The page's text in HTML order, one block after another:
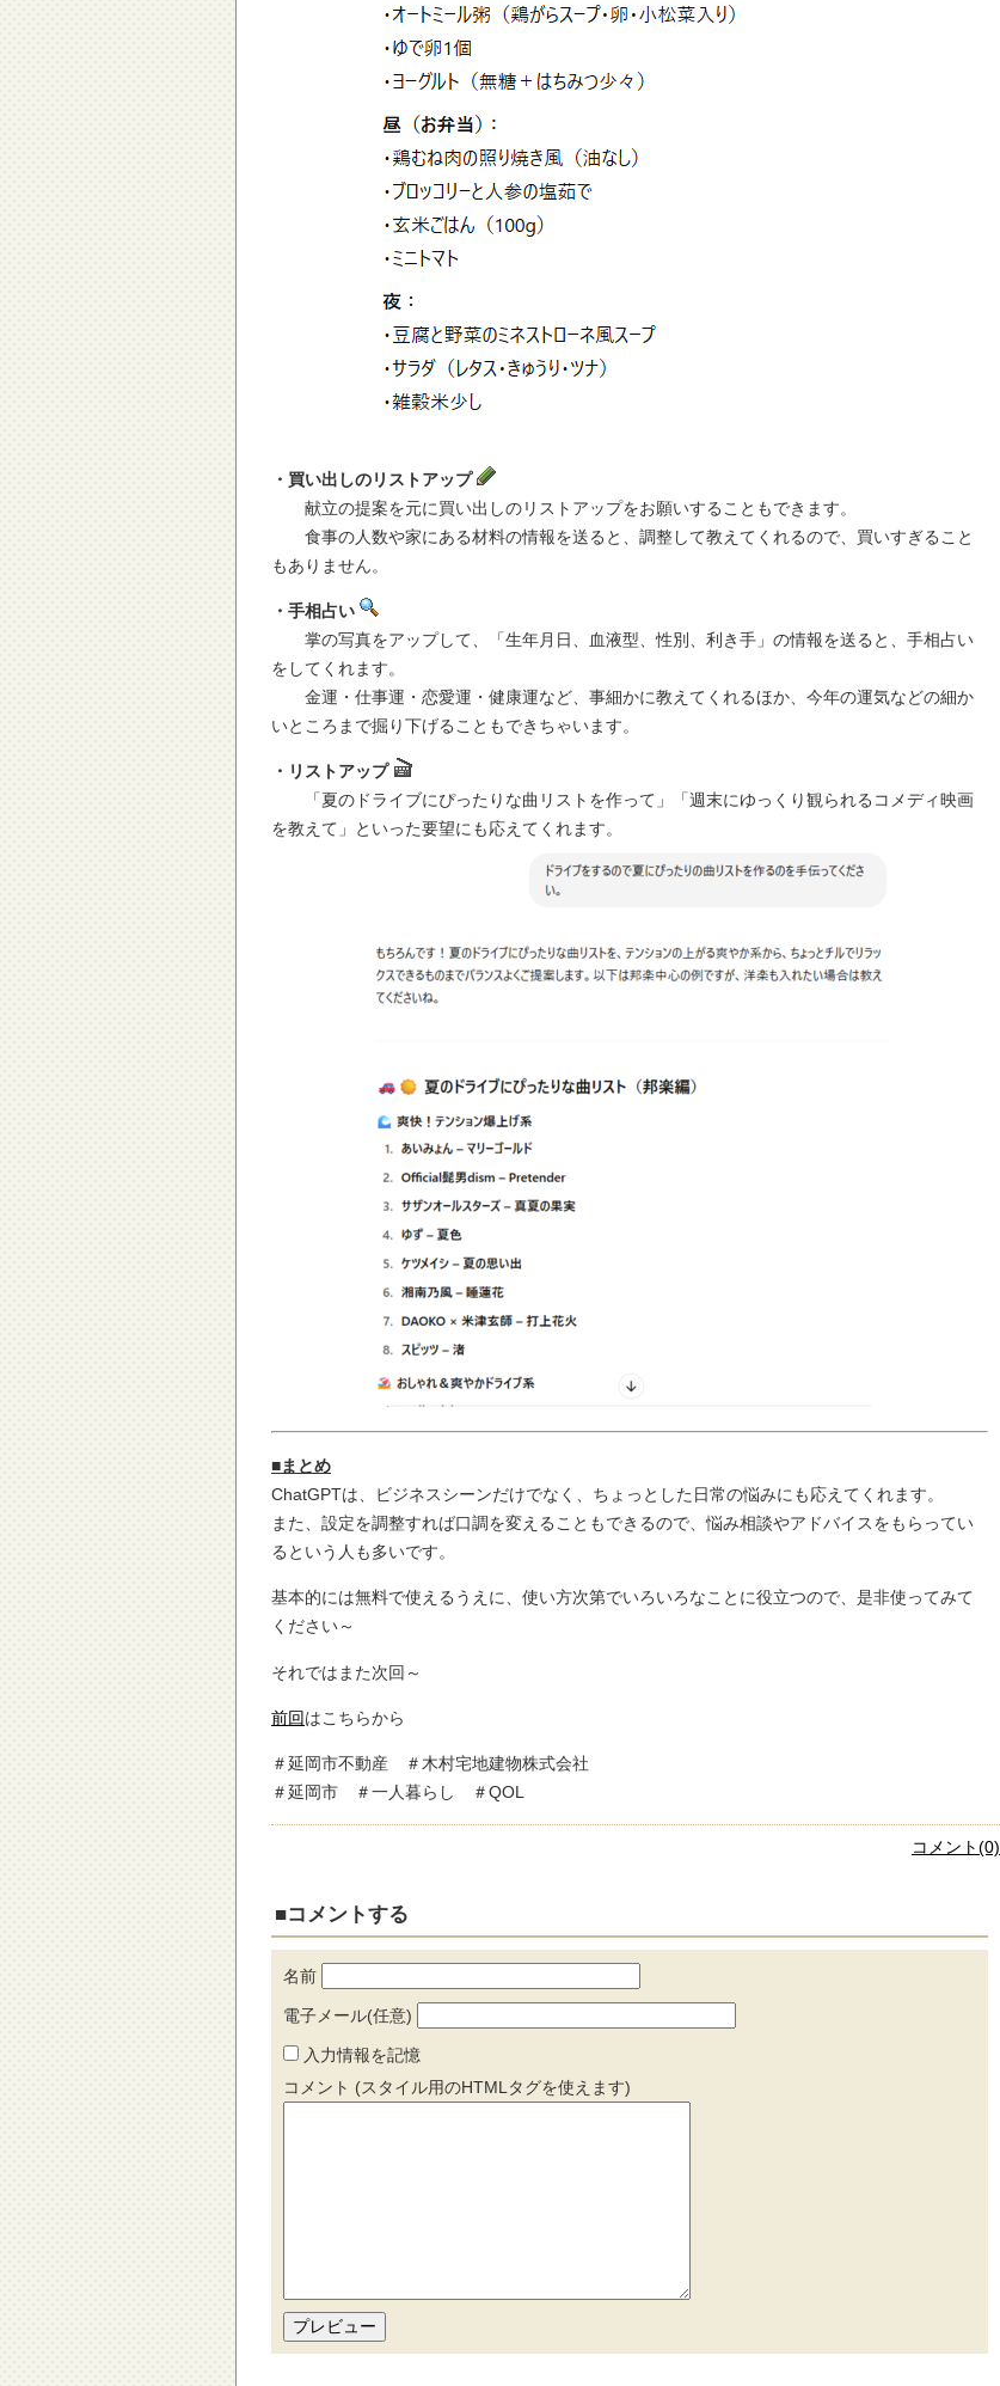
・買い出しのリストアップ
献立の提案を元に買い出しのリストアップをお願いすることもできます。
食事の人数や家にある材料の情報を送ると、調整して教えてくれるので、買いすぎること
もありません。
・手相占い
掌の写真をアップして、「生年月日、血液型、性別、利き手」の情報を送ると、手相占い
をしてくれます。
金運・仕事運・恋愛運・健康運など、事細かに教えてくれるほか、今年の運気などの細か
いところまで掘り下げることもできちゃいます。
・リストアップ
「夏のドライブにぴったりな曲リストを作って」「週末にゆっくり観られるコメディ映画
を教えて」といった要望にも応えてくれます。
■まとめ
ChatGPTは、ビジネスシーンだけでなく、ちょっとした日常の悩みにも応えてくれます。
また、設定を調整すれば口調を変えることもできるので、悩み相談やアドバイスをもらってい
るという人も多いです。
基本的には無料で使えるうえに、使い方次第でいろいろなことに役立つので、是非使ってみて
ください～
それではまた次回～
前回はこちらから
＃延岡市不動産 ＃木村宅地建物株式会社
＃延岡市 ＃一人暮らし ＃QOL
コメント(0)
■コメントする
名前
電子メール(任意)
入力情報を記憶
コメント (スタイル用のHTMLタグを使えます)